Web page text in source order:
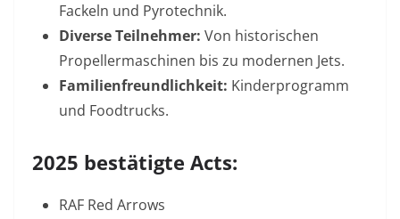
Fackeln und Pyrotechnik.
Diverse Teilnehmer: Von historischen
Propellermaschinen bis zu modernen Jets.
Familienfreundlichkeit: Kinderprogramm
und Foodtrucks.
2025 bestätigte Acts:
RAF Red Arrows